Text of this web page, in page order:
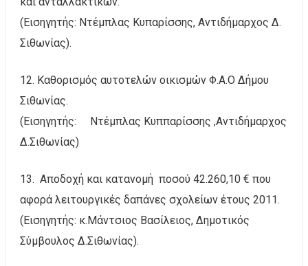
(Εισηγητής: Ντέμπλας Κυπαρίσσης, Αντιδήμαρχος Δ.
Σιθωνίας).
12. Καθορισμός αυτοτελών οικισμών Φ.Α.Ο Δήμου
Σιθωνίας.
(Εισηγητής: Ντέμπλας Κυππαρίσσης ,Αντιδήμαρχος
Δ.Σιθωνίας)
13. Αποδοχή και κατανομή ποσού 42.260,10 € που
αφορά λειτουργικές δαπάνες σχολείων έτους 2011.
(Εισηγητής: κ.Μάντσιος Βασίλειος, Δημοτικός
Σύμβουλος Δ.Σιθωνίας).